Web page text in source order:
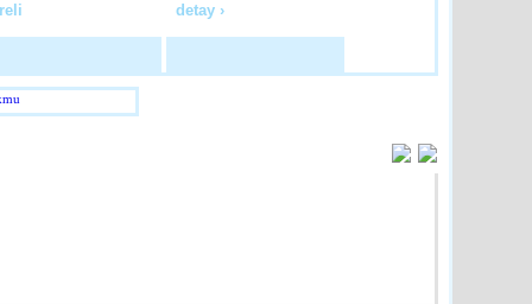
detay ›